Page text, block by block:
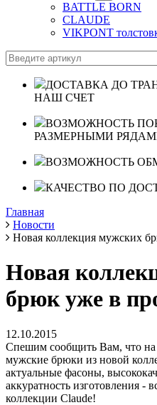
BATTLE BORN
CLAUDE
VIKPONT
ДОСТАВКА ДО
НАШ СЧЕТ
ВОЗМОЖНОСТЬ
РАЗМЕРНЫМИ
ВОЗМОЖНОСТЬ
КАЧЕСТВО ПО
Главная
Новости
Новая коллекция мужских
Новая
брюк уже в
12.10.2015
Спешим сообщить Вам, что на
мужские брюки из новой
актуальные фасоны,
аккуратность изготовления -
коллекции Claude!